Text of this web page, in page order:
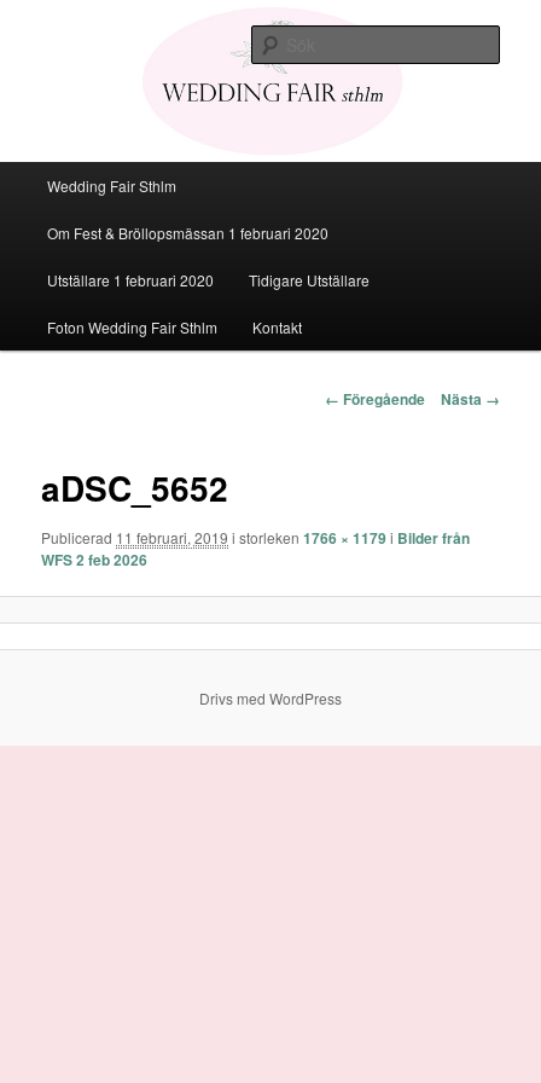
Bröllopsmässa Stockholm 2020
Hoppa
till
huvudinnehåll
Wedding Fair Sthlm
Om Fest & Bröllopsmässan 1 februari 2020
Utställare 1 februari 2020 Tidigare Utställare
Foton Wedding Fair Sthlm Kontakt
Bildnavigering
← Föregående Nästa →
aDSC_5652
Publicerad 11 februari, 2019 i storleken1766 × 1179i Bilder från
WFS 2 feb 2026
Drivs med WordPress